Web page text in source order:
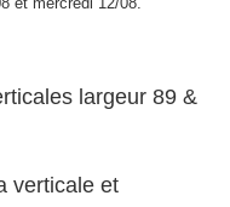
largeur 89 &
verticale et